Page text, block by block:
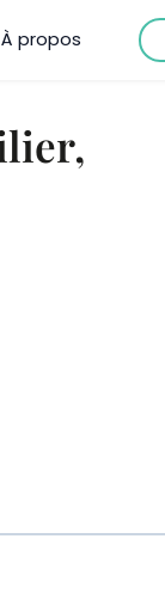
À propos